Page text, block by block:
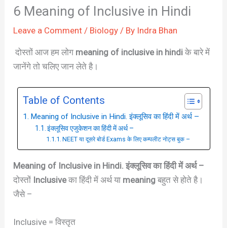
6 Meaning of Inclusive in Hindi
Leave a Comment / Biology / By Indra Bhan
दोस्तों आज हम लोग meaning of inclusive in hindi के बारे में
जानेंगे तो चलिए जान लेते है।
Table of Contents
Meaning of Inclusive in Hindi. इंक्लूसिव का हिंदी में अर्थ –
इंक्लूसिव एजुकेशन का हिंदी में अर्थ –
NEET या दूसरे बोर्ड Exams के लिए कम्पलीट नोट्स बुक –
Meaning of Inclusive in Hindi. इंक्लूसिव का हिंदी में अर्थ –
दोस्तों Inclusiveका हिंदी में अर्थ या meaningबहुत से होते है।
जैसे –
Inclusive = विस्तृत